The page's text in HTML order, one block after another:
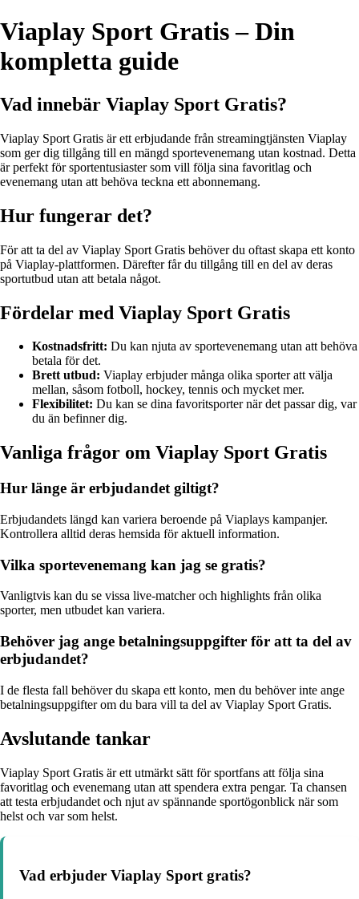
Viaplay Sport Gratis – Din
kompletta guide
Vad innebär Viaplay Sport Gratis?
Viaplay Sport Gratis är ett erbjudande från streamingtjänsten Viaplay
som ger dig tillgång till en mängd sportevenemang utan kostnad. Detta
är perfekt för sportentusiaster som vill följa sina favoritlag och
evenemang utan att behöva teckna ett abonnemang.
Hur fungerar det?
För att ta del av Viaplay Sport Gratis behöver du oftast skapa ett konto
på Viaplay-plattformen. Därefter får du tillgång till en del av deras
sportutbud utan att betala något.
Fördelar med Viaplay Sport Gratis
Kostnadsfritt: Du kan njuta av sportevenemang utan att behöva
betala för det.
Brett utbud: Viaplay erbjuder många olika sporter att välja
mellan, såsom fotboll, hockey, tennis och mycket mer.
Flexibilitet: Du kan se dina favoritsporter när det passar dig, var
du än befinner dig.
Vanliga frågor om Viaplay Sport Gratis
Hur länge är erbjudandet giltigt?
Erbjudandets längd kan variera beroende på Viaplays kampanjer.
Kontrollera alltid deras hemsida för aktuell information.
Vilka sportevenemang kan jag se gratis?
Vanligtvis kan du se vissa live-matcher och highlights från olika
sporter, men utbudet kan variera.
Behöver jag ange betalningsuppgifter för att ta del av
erbjudandet?
I de flesta fall behöver du skapa ett konto, men du behöver inte ange
betalningsuppgifter om du bara vill ta del av Viaplay Sport Gratis.
Avslutande tankar
Viaplay Sport Gratis är ett utmärkt sätt för sportfans att följa sina
favoritlag och evenemang utan att spendera extra pengar. Ta chansen
att testa erbjudandet och njut av spännande sportögonblick när som
helst och var som helst.
Vad erbjuder Viaplay Sport gratis?